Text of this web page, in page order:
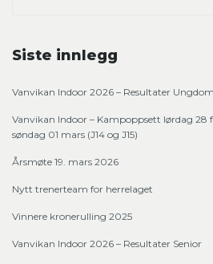
Siste innlegg
Vanvikan Indoor 2026 – Resultater Ungdom
Vanvikan Indoor – Kampoppsett lørdag 28
søndag 01 mars (J14 og J15)
Årsmøte 19. mars 2026
Nytt trenerteam for herrelaget
Vinnere kronerulling 2025
Vanvikan Indoor 2026 – Resultater Senior